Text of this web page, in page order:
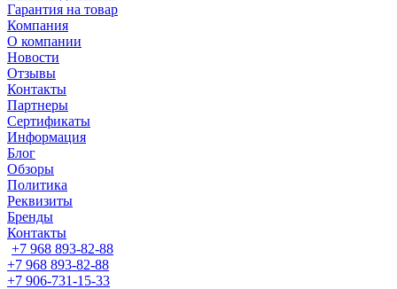
Гарантия на товар
Компания
О компании
Новости
Отзывы
Контакты
Партнеры
Сертификаты
Информация
Блог
Обзоры
Политика
Реквизиты
Бренды
Контакты
+7 968 893-82-88
+7 968 893-82-88
+7 906-731-15-33